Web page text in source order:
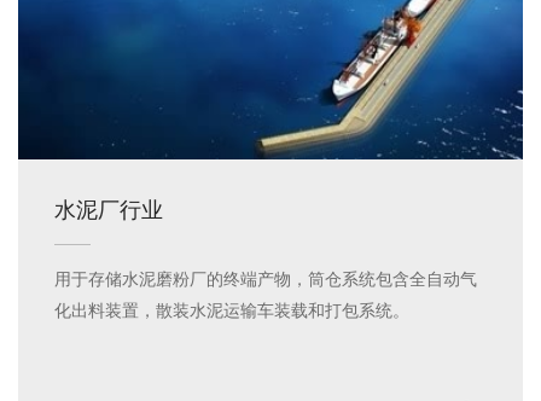
水泥厂行业
用于存储水泥磨粉厂的终端产物，筒仓系统包含全自动气
化出料装置，散装水泥运输车装载和打包系统。